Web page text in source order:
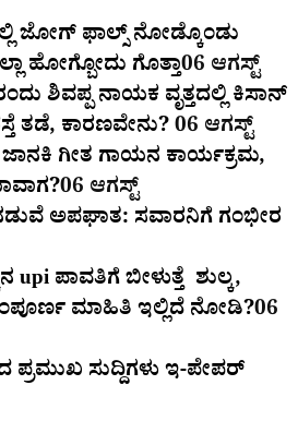
ಜೋಗ್​ ಫಾಲ್ಸ್​ ನೋಡ್ಕೊಂಡು
ಹೋಗ್ಬೋದು ಗೊತ್ತಾ06 ಆಗಸ್ಟ್
ಶಿವಪ್ಪ ನಾಯಕ ವೃತ್ತದಲ್ಲಿ ಕಿಸಾನ್
ತಡೆ, ಕಾರಣವೇನು?06 ಆಗಸ್ಟ್
ಗೀತ ಗಾಯನ ಕಾರ್ಯಕ್ರಮ,
06 ಆಗಸ್ಟ್
ಅಪಘಾತ: ಸವಾರನಿಗೆ ಗಂಭೀರ
upi ಪಾವತಿಗೆ ಬೀಳುತ್ತೆ ಶುಲ್ಕ,
ಮಾಹಿತಿ ಇಲ್ಲಿದೆ ನೋಡಿ?06
ಸುದ್ದಿಗಳು ಇ-ಪೇಪರ್​​​​